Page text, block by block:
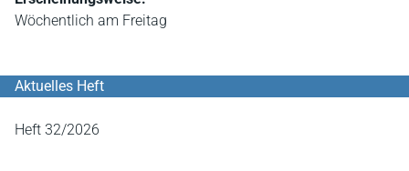
Wöchentlich am Freitag
Aktuelles Heft
Heft 32/2026